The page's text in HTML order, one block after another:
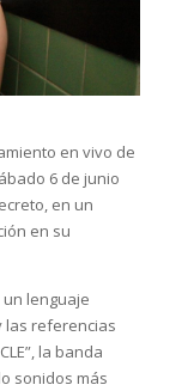
en vivo de
6 de junio
en un
en su
un lenguaje
las referencias
la banda
sonidos más